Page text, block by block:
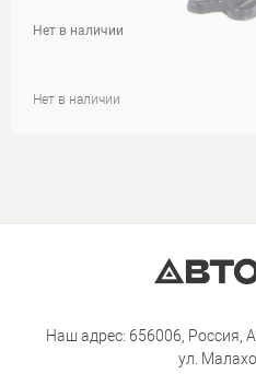
Нет в наличии
Нет в наличии
Наш адрес: 656006, Россия,
ул.